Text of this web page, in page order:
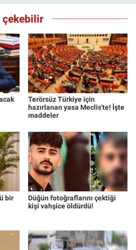
çekebilir
Terörsüz Türkiye için
hazırlanan yasa Meclis'te! İşte
maddeler
bir
Düğün fotoğraflarını çektiği
kişi vahşice öldürdü!